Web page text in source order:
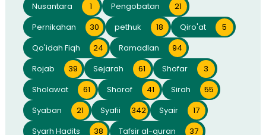
Nusantara
1 Pengobatan
21
Pernikahan
30 pethuk 18 Qiro'at
5
Qo'idah Fiqh
24 Ramadlan
94
Rojab
39 Sejarah 61 Shofar
3
Sholawat
61 Shorof 41 Sirah
55
Syaban
21 Syafii 342 Syair
17
Syarh Hadits
38 Tafsir al-quran
37